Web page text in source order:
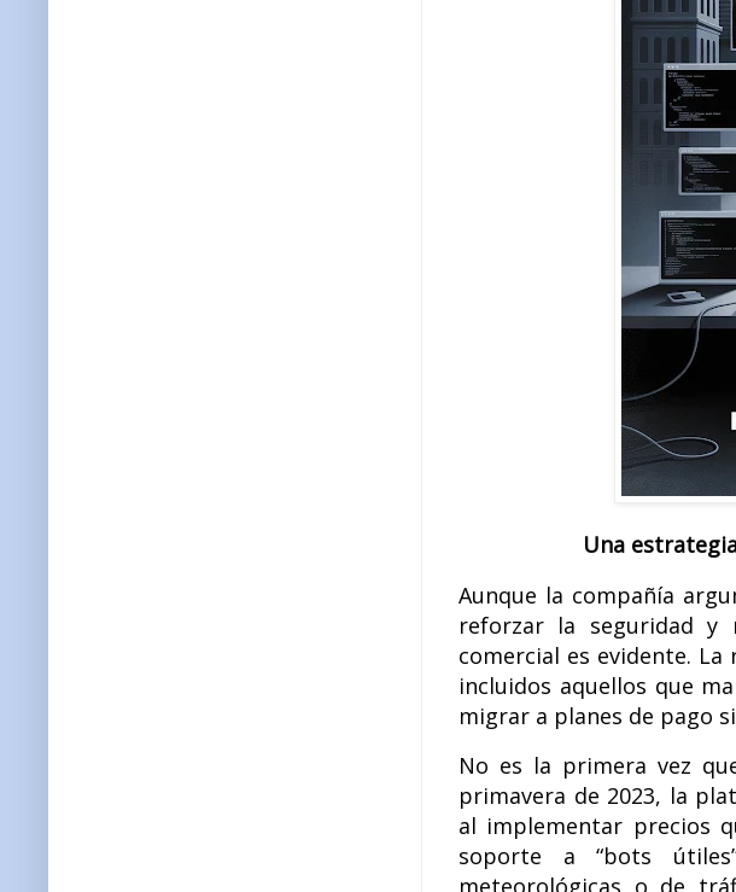
Una
Aunque la compañía
reforzar la seguridad y
comercial es evidente.
incluidos aquellos que
migrar a planes de pago
No es la primera vez
primavera de 2023, la
al implementar precios
soporte a “bots